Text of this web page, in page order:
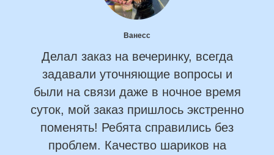
Ванесс
Делал заказ на вечеринку, всегда
задавали уточняющие вопросы и
были на связи даже в ночное время
суток, мой заказ пришлось экстренно
поменять! Ребята справились без
проблем. Качество шариков на